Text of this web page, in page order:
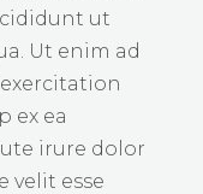
ut
Ut enim ad
ex ea
irure dolor
velit esse